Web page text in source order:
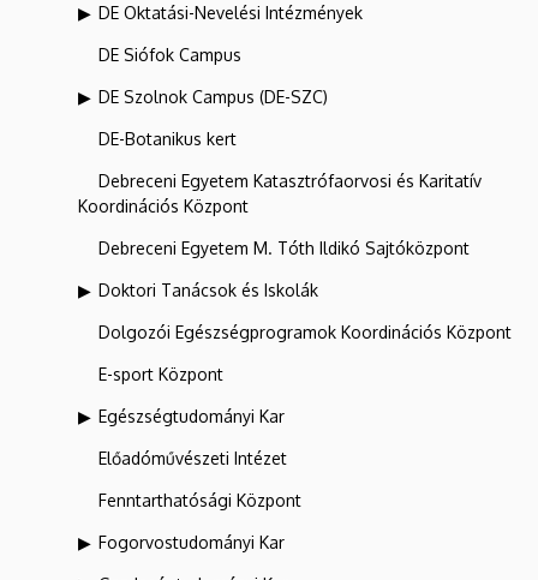
DE Oktatási-Nevelési Intézmények
DE Siófok Campus
DE Szolnok Campus (DE-SZC)
DE-Botanikus kert
Debreceni Egyetem Katasztrófaorvosi és Karitatív
Koordinációs Központ
Debreceni Egyetem M. Tóth Ildikó Sajtóközpont
Doktori Tanácsok és Iskolák
Dolgozói Egészségprogramok Koordinációs Központ
E-sport Központ
Egészségtudományi Kar
Előadóművészeti Intézet
Fenntarthatósági Központ
Fogorvostudományi Kar